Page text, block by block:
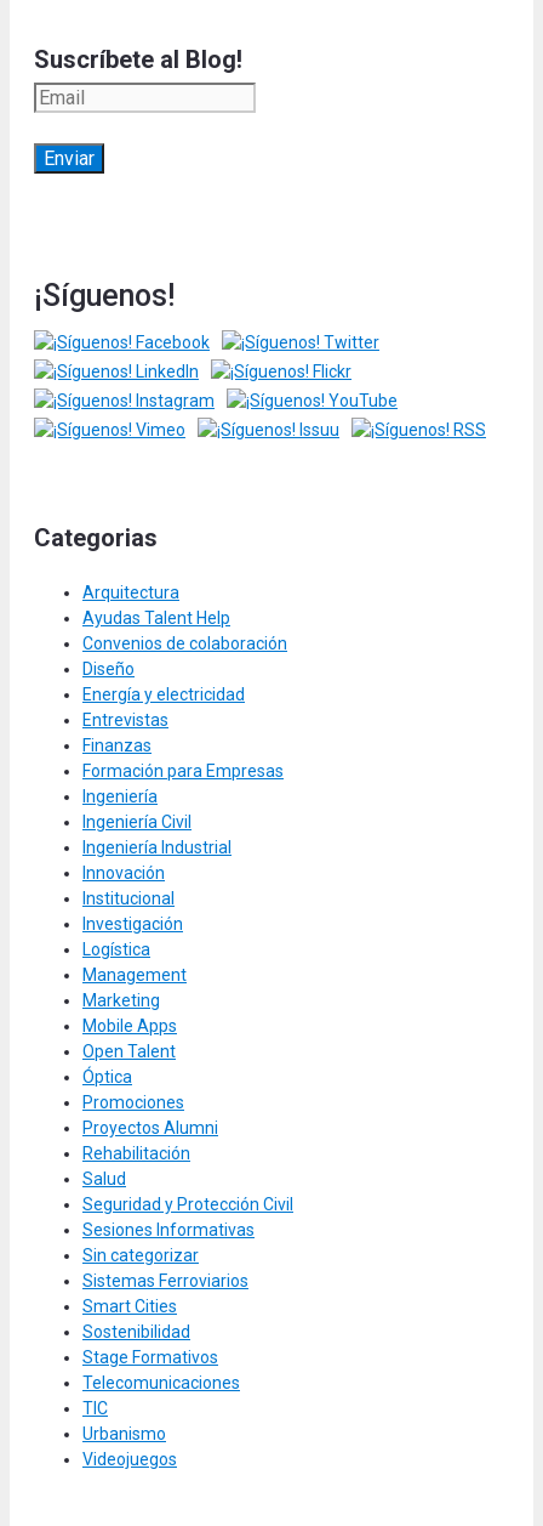
Suscríbete al Blog!
¡Síguenos!
Categorias
Arquitectura
Ayudas Talent Help
Convenios de colaboración
Diseño
Energía y electricidad
Entrevistas
Finanzas
Formación para Empresas
Ingeniería
Ingeniería Civil
Ingeniería Industrial
Innovación
Institucional
Investigación
Logística
Management
Marketing
Mobile Apps
Open Talent
Óptica
Promociones
Proyectos Alumni
Rehabilitación
Salud
Seguridad y Protección Civil
Sesiones Informativas
Sin categorizar
Sistemas Ferroviarios
Smart Cities
Sostenibilidad
Stage Formativos
Telecomunicaciones
TIC
Urbanismo
Videojuegos